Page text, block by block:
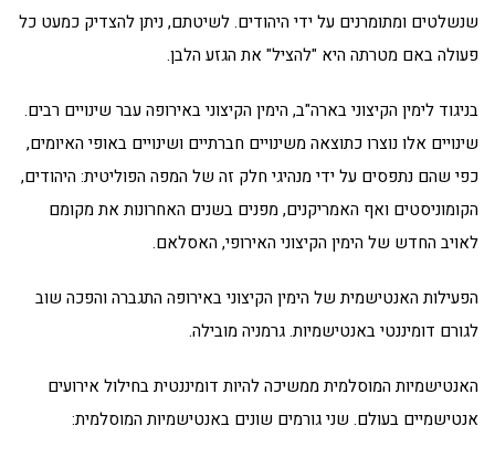
שנשלטים ומתומרנים על ידי היהודים. לשיטתם, ניתן להצדיק כמעט כל
פעולה באם מטרתה היא "להציל" את הגזע הלבן.
בניגוד לימין הקיצוני בארה"ב, הימין הקיצוני באירופה עבר שינויים רבים.
שינויים אלו נוצרו כתוצאה משינויים חברתיים ושינויים באופי האיומים,
כפי שהם נתפסים על ידי מנהיגי חלק זה של המפה הפוליטית: היהודים,
הקומוניסטים ואף האמריקנים, מפנים בשנים האחרונות את מקומם
לאויב החדש של הימין הקיצוני האירופי, האסלאם.
הפעילות האנטישמית של הימין הקיצוני באירופה התגברה והפכה שוב
לגורם דומיננטי באנטישמיות. גרמניה מובילה.
האנטישמיות המוסלמית ממשיכה להיות דומיננטית בחילול אירועים
אנטישמיים בעולם. שני גורמים שונים באנטישמיות המוסלמית: